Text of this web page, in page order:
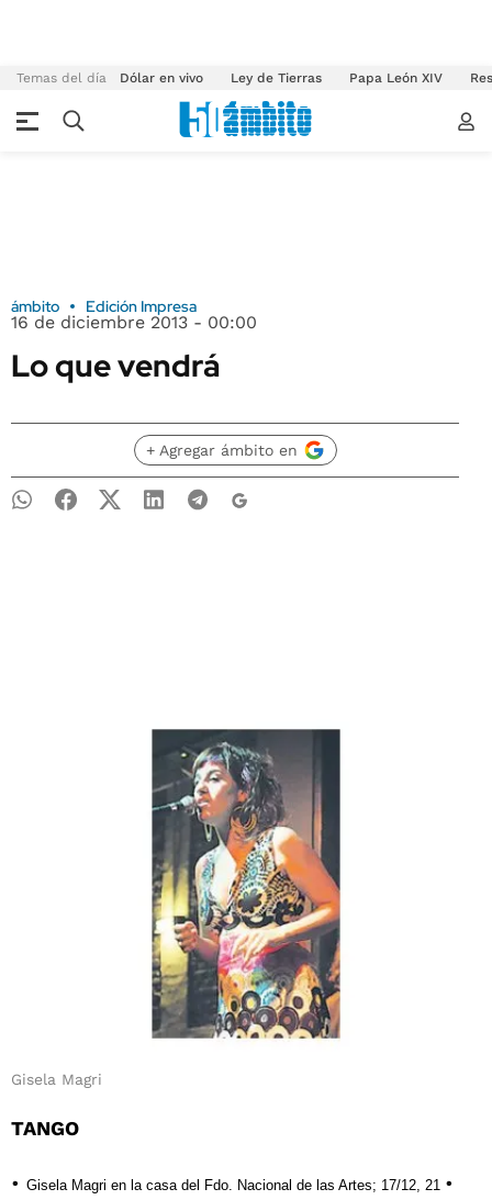
Temas del día Dólar en vivo Ley de Tierras Papa León XIV
ámbito Edición Impresa
16 de diciembre 2013 - 00:00
Lo que vendrá
+ Agregar ámbito en
Gisela Magri
TANGO
• Gisela Magri en la casa del Fdo. Nacional de las Artes; 17/12, 21 •